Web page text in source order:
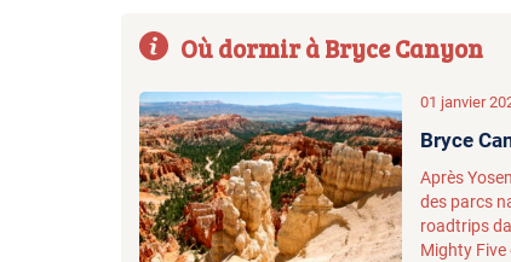
Où dormir à Bryce Canyon
01 janvier
Bryce
Après
des parcs
roadtrips
Mighty Five